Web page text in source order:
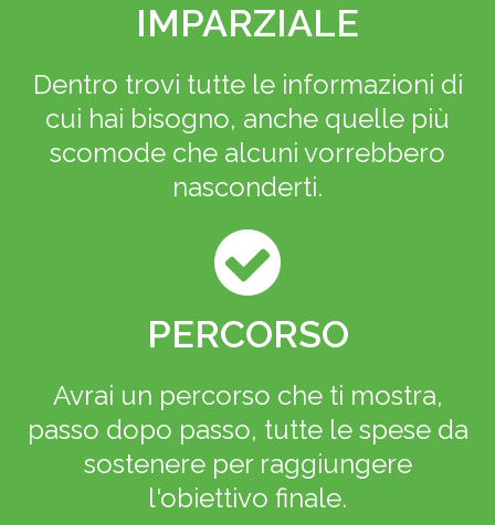
IMPARZIALE
Dentro trovi tutte le informazioni di
cui hai bisogno, anche quelle più
scomode che alcuni vorrebbero
nasconderti.
PERCORSO
Avrai un percorso che ti mostra,
passo dopo passo, tutte le spese da
sostenere per raggiungere
l'obiettivo finale.